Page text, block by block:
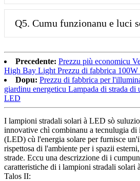
Q5. Cumu funzionanu e luci
Precedente: Prezzu più economicu
High Bay Light Prezzu di fabbrica
Dopu: Prezzu di fabbrica per
giardinu energeticu Lampada di strada di
LED
I lampioni stradali solari à LED sò
innovative chì combinanu a tecnulugia
(LED) cù l'energia solare per furnisce
rispettosa di l'ambiente per i spazii
strade. Eccu una descrizzione di i
caratteristiche di i lampioni stradali solari
Talos II: